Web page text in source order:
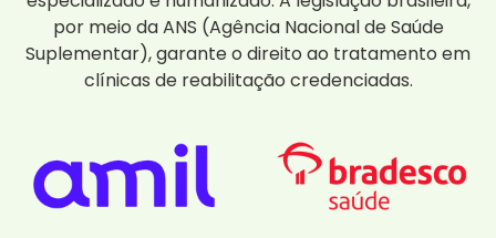
por meio da ANS (Agência Nacional de Saúde
Suplementar), garante o direito ao tratamento em
clínicas de reabilitação credenciadas.